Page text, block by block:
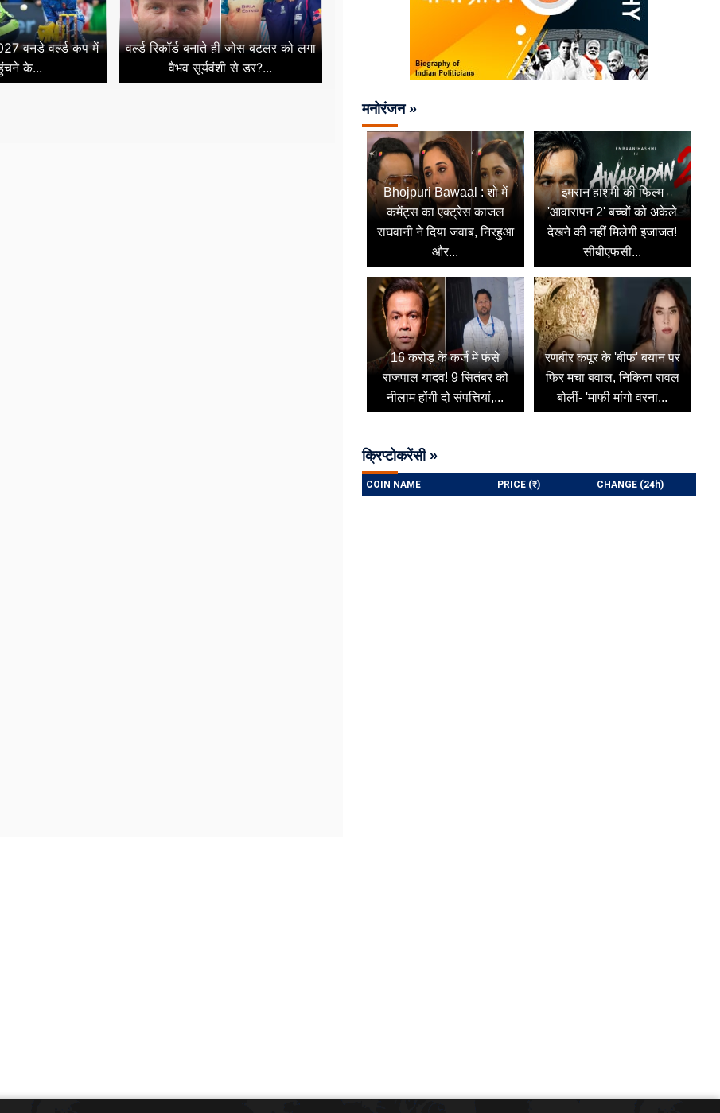
वनडे वर्ल्ड कप में
के...
वर्ल्ड रिकॉर्ड बनाते ही जोस बटलर को लगा
वैभव सूर्यवंशी से डर?...
मनोरंजन »
Bhojpuri Bawaal : शो में
कमेंट्स का एक्ट्रेस काजल
राघवानी ने दिया जवाब, निरहुआ
और...
इमरान हाशमी की फिल्म
'आवारापन 2' बच्चों को अकेले
देखने की नहीं मिलेगी इजाजत!
सीबीएफसी...
16 करोड़ के कर्ज में फंसे
राजपाल यादव! 9 सितंबर को
नीलाम होंगी दो संपत्तियां,...
रणबीर कपूर के 'बीफ' बयान पर
फिर मचा बवाल, निकिता रावल
बोलीं- 'माफी मांगो वरना...
क्रिप्टोकरेंसी »